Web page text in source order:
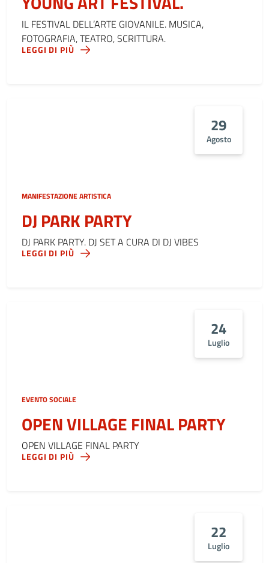
IL FESTIVAL DELL’ARTE GIOVANILE. MUSICA,
FOTOGRAFIA, TEATRO, SCRITTURA.
LEGGI DI PIÙ
29
Agosto
MANIFESTAZIONE ARTISTICA
DJ PARK PARTY
DJ PARK PARTY. DJ SET A CURA DI DJ VIBES
LEGGI DI PIÙ
24
Luglio
EVENTO SOCIALE
OPEN VILLAGE FINAL PARTY
OPEN VILLAGE FINAL PARTY
LEGGI DI PIÙ
22
Luglio